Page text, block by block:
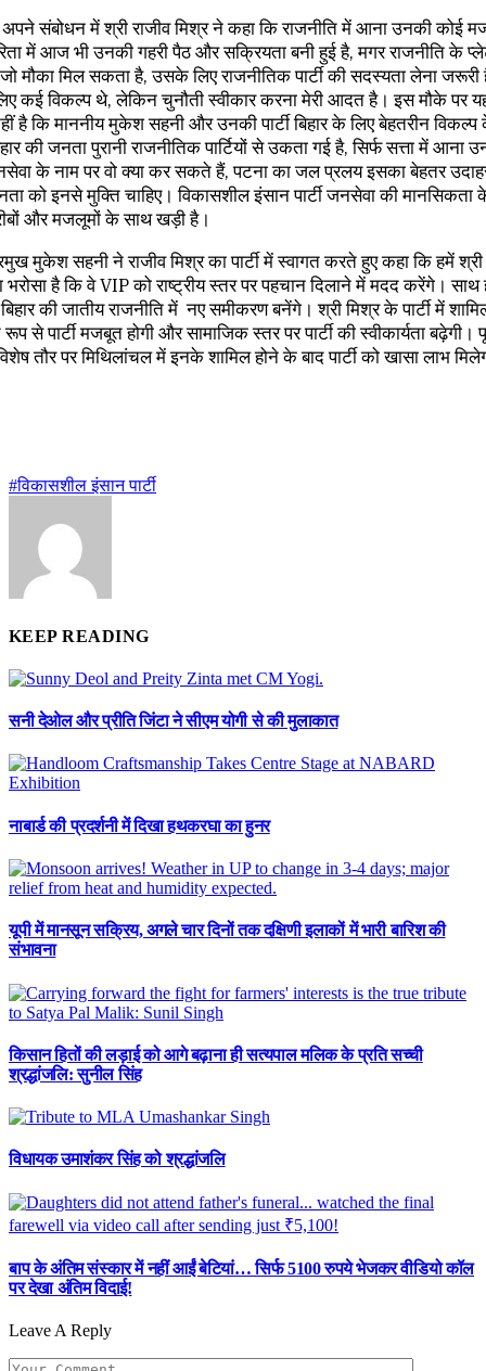
संबोधन में श्री राजीव मिश्र ने कहा कि राजनीति में आना उनकी कोई
में आज भी उनकी गहरी पैठ और सक्रियता बनी हुई है, मगर राजनीति के
मौका मिल सकता है, उसके लिए राजनीतिक पार्टी की सदस्यता लेना
कई विकल्प थे, लेकिन चुनौती स्वीकार करना मेरी आदत है। इस मौके पर
है कि माननीय मुकेश सहनी और उनकी पार्टी बिहार के लिए बेहतरीन
की जनता पुरानी राजनीतिक पार्टियों से उकता गई है, सिर्फ सत्ता में आना उन
के नाम पर वो क्या कर सकते हैं, पटना का जल प्रलय इसका बेहतर
को इनसे मुक्ति चाहिए। विकासशील इंसान पार्टी जनसेवा की
और मजलूमों के साथ खड़ी है।
मुकेश सहनी ने राजीव मिश्र का पार्टी में स्वागत करते हुए कहा कि हमें श्री
भरोसा है कि वे VIP को राष्ट्रीय स्तर पर पहचान दिलाने में मदद करेंगे।
की जातीय राजनीति में नए समीकरण बनेंगे। श्री मिश्र के पार्टी में
रूप से पार्टी मजबूत होगी और सामाजिक स्तर पर पार्टी की स्वीकार्यता बढ़ेगी।
तौर पर मिथिलांचल में इनके शामिल होने के बाद पार्टी को खासा लाभ
#विकासशील इंसान पार्टी
KEEP READING
सनी देओल और प्रीति जिंटा ने सीएम योगी से की मुलाकात
नाबार्ड की प्रदर्शनी में दिखा हथकरघा का हुनर
यूपी में मानसून सक्रिय, अगले चार दिनों तक दक्षिणी इलाकों में भारी बारिश की
संभावना
किसान हितों की लड़ाई को आगे बढ़ाना ही सत्यपाल मलिक के प्रति सच्ची
श्रद्धांजलि: सुनील सिंह
विधायक उमाशंकर सिंह को श्रद्धांजलि
बाप के अंतिम संस्कार में नहीं आईं बेटियां… सिर्फ 5100 रुपये भेजकर वीडियो कॉल
पर देखा अंतिम विदाई!
Leave A Reply